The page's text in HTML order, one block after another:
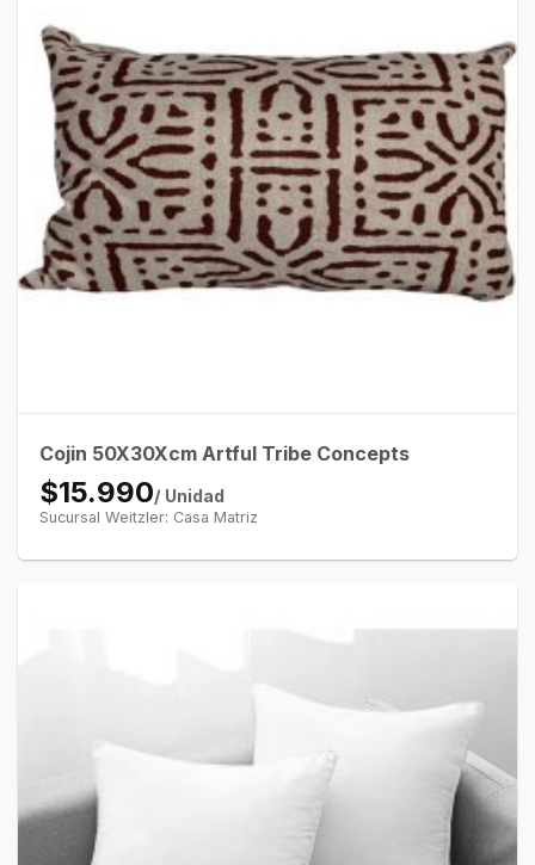
Cojin 50X30Xcm Artful Tribe Concepts
$15.990/ Unidad
Sucursal Weitzler: Casa Matriz